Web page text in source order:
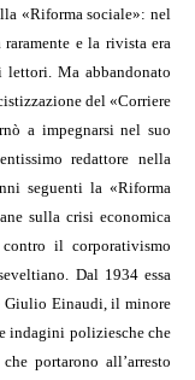
«Riforma sociale»: nel
e la rivista era
lettori. Ma abbandonato
del «Corriere
a impegnarsi nel suo
redattore nella
seguenti la «Riforma
sulla crisi economica
il corporativismo
Dal 1934 essa
Giulio Einaudi, il minore
indagini poliziesche che
portarono all’arresto